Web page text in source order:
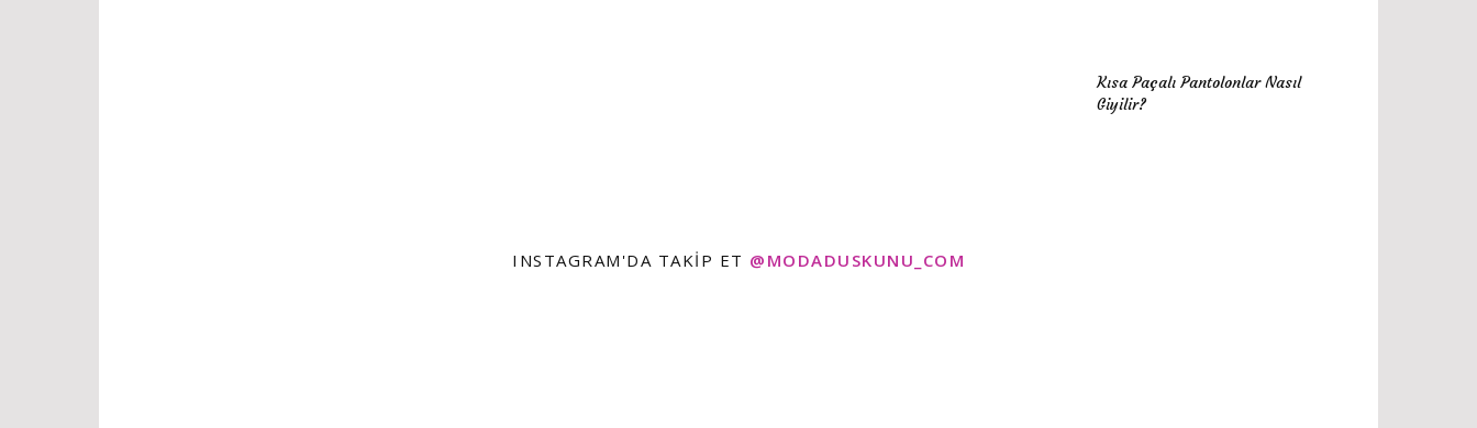
Kısa Paçalı Pantolonlar Nasıl
Giyilir?
INSTAGRAM'DA TAKIP ET @MODADUSKUNU_COM